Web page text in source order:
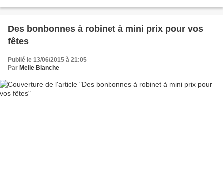
Des bonbonnes à robinet à mini prix pour vos
fêtes
Publié le 13/06/2015 à 21:05
Par Melle Blanche